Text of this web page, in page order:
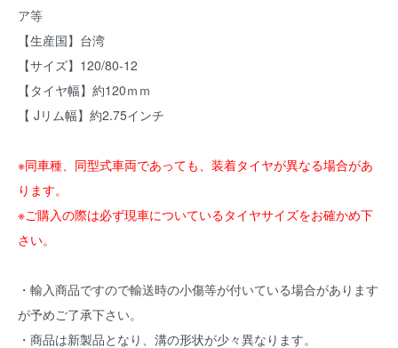
ア等
【生産国】台湾
【サイズ】120/80-12
【タイヤ幅】約120ｍｍ
【 Jリム幅】約2.75インチ
※同車種、同型式車両であっても、装着タイヤが異なる場合があ
ります。
※ご購入の際は必ず現車についているタイヤサイズをお確かめ下
さい。
・輸入商品ですので輸送時の小傷等が付いている場合があります
が予めご了承下さい。
・商品は新製品となり、溝の形状が少々異なります。